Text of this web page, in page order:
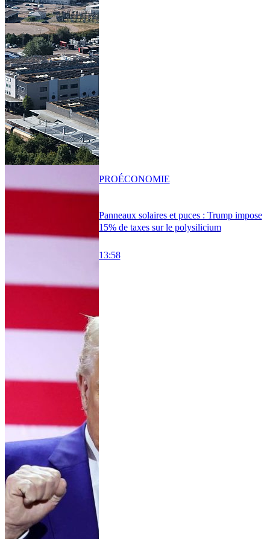
Panneaux solaires et puces : Trump impose
15% de taxes sur le polysilicium
13:58
PROÉCONOMIE